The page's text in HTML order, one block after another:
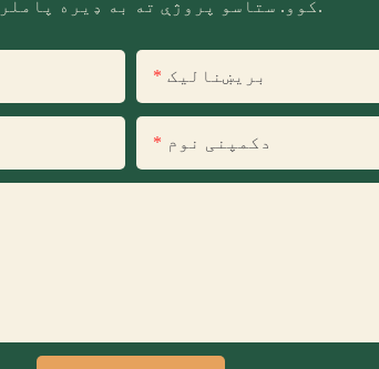
کوو. ستاسو پروژې ته به ډیره پاملرنه وشي.
بریښنالیک
دکمپنی نوم